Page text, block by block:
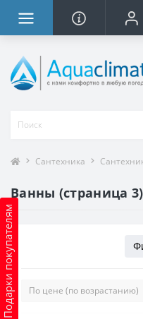
Подарки покупателям
Сантехника
Ванны (страница 3)